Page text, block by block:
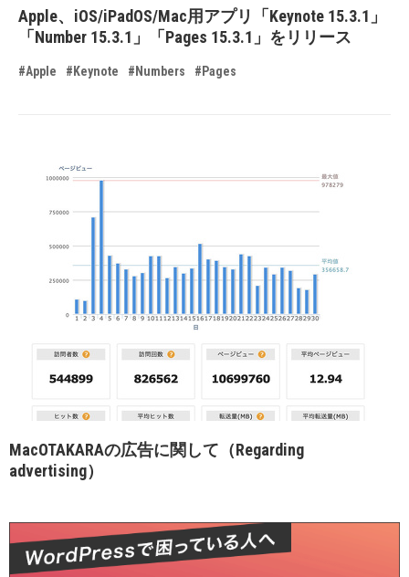
Apple、iOS/iPadOS/Mac用アプリ「Keynote 15.3.1」
「Number 15.3.1」「Pages 15.3.1」をリリース
#Apple #Keynote #Numbers #Pages
MacOTAKARAの広告に関して（Regarding
advertising）